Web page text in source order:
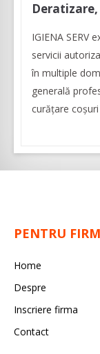
IGIENA SERV
servicii
în multiple
generală
curățare
PENTRU
Home
Despre
Inscriere firma
Contact